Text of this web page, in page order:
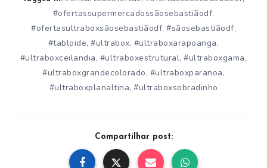
#ofertassupermercadossãosebastiãodf,
#ofertasultraboxsãosebastiãodf, #sãosebastiãodf,
#tabloide,#ultrabox, #ultraboxarapoanga,
#ultraboxceilandia, #ultraboxestrutural,#ultraboxgama,
#ultraboxgrandecolorado, #ultraboxparanoa,
#ultraboxplanaltina, #ultraboxsobradinho
Compartilhar post: